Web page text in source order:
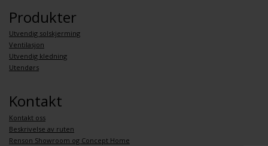
Produkter
Utvendig solskjerming
Ventilasjon
Utvendig kledning
Utendørs
Kontakt
Kontakt oss
Beskrivelse av ruten
Renson Showroom og Concept Home